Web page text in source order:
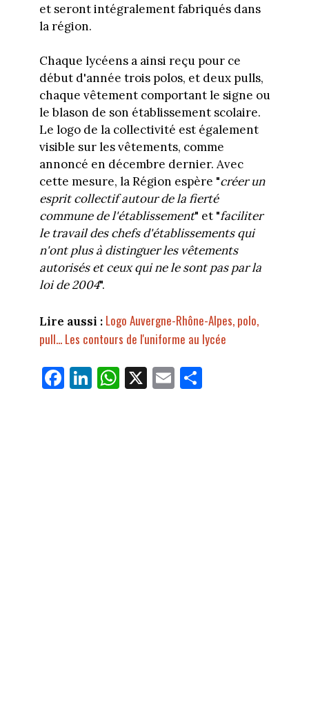
et seront intégralement fabriqués dans
la région.
Chaque lycéens a ainsi reçu pour ce
début d'année trois polos, et deux pulls,
chaque vêtement comportant le signe ou
le blason de son établissement scolaire.
Le logo de la collectivité est également
visible sur les vêtements, comme
annoncé en décembre dernier. Avec
cette mesure, la Région espère "créer un
esprit collectif autour de la fierté
commune de l'établissement" et "faciliter
le travail des chefs d'établissements qui
n'ont plus à distinguer les vêtements
autorisés et ceux qui ne le sont pas par la
loi de 2004".
Lire aussi : Logo Auvergne-Rhône-Alpes, polo,
pull... Les contours de l'uniforme au lycée
Fa
ce
Li
nk
W
ha
X E
m
Pa